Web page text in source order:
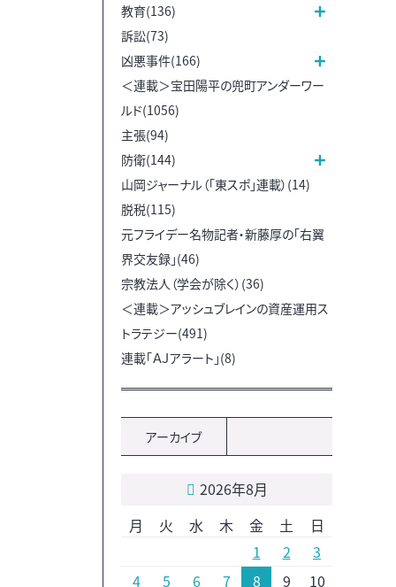
教育(136)
訴訟(73)
凶悪事件(166)
＜連載＞宝田陽平の兜町アンダーワー
ルド(1056)
主張(94)
防衛(144)
山岡ジャーナル（「東スポ」連載）(14)
脱税(115)
元フライデー名物記者・新藤厚の「右翼
界交友録」(46)
宗教法人（学会が除く）(36)
＜連載＞アッシュブレインの資産運用ス
トラテジー(491)
連載「ＡＪアラート」(8)
アーカイブ
2026年8月
月
火 水 木 金 土
日
1
2
3
4
5 6 7 8 9 10